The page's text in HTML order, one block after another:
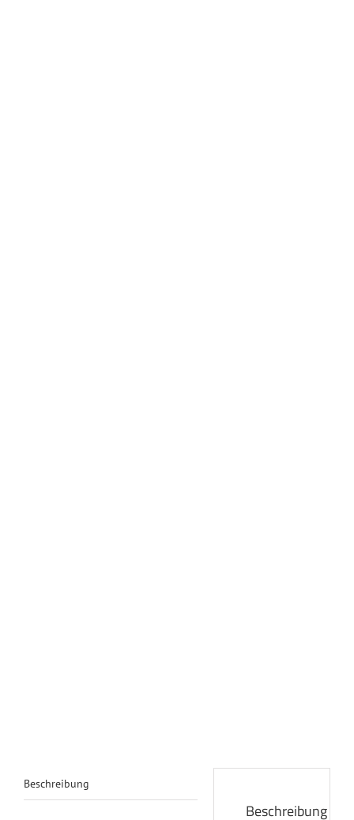
Beschreibung
Beschreibung